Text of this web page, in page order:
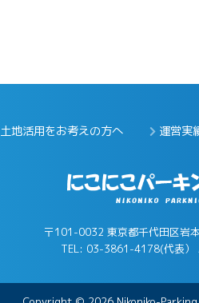
土地活用をお考えの方へ 運営実
〒101-0032 東京都千代田区岩
TEL: 03-3861-4178(代表